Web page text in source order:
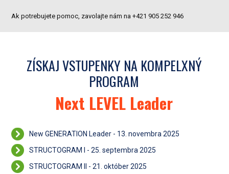
Ak potrebujete pomoc, zavolajte nám na +421 905 252 946
ZÍSKAJ VSTUPENKY NA KOMPELXNÝ
PROGRAM
Next LEVEL Leader
New GENERATION Leader - 13. novembra 2025
STRUCTOGRAM I - 25. septembra 2025
STRUCTOGRAM II - 21. október 2025